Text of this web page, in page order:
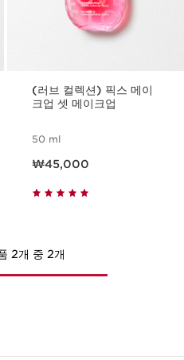
(러브 컬렉션) 픽스 메이
크업 셋 메이크업
50 ml
₩45,000
2개 중 2개